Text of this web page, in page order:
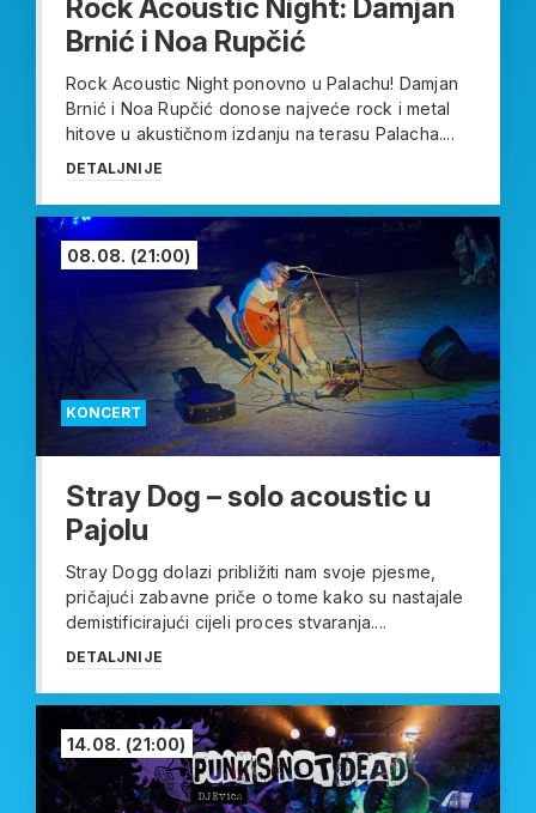
Rock Acoustic Night: Damjan
Brnić i Noa Rupčić
Rock Acoustic Night ponovno u Palachu! Damjan
Brnić i Noa Rupčić donose najveće rock i metal
hitove u akustičnom izdanju na terasu Palacha....
DETALJNIJE
KONCERT
08.08. (21:00)
Stray Dog – solo acoustic u
Pajolu
Stray Dogg dolazi približiti nam svoje pjesme,
pričajući zabavne priče o tome kako su nastajale
demistificirajući cijeli proces stvaranja....
DETALJNIJE
14.08. (21:00)